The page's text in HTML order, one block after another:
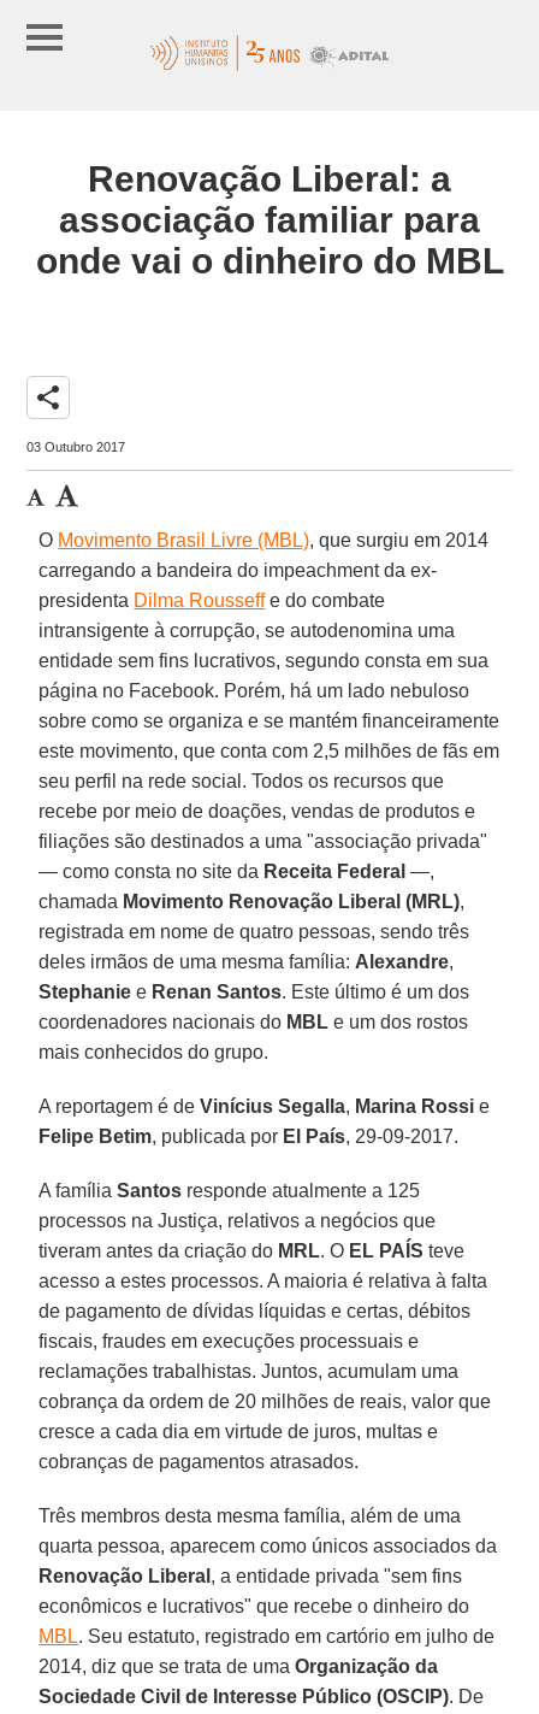
Renovação Liberal: a
associação familiar para
onde vai o dinheiro do MBL
share
03 Outubro 2017
O Movimento Brasil Livre (MBL), que surgiu em 2014
carregando a bandeira do impeachment da ex-
presidenta Dilma Rousseffe do combate
intransigente à corrupção, se autodenomina uma
entidade sem fins lucrativos, segundo consta em sua
página no Facebook. Porém, há um lado nebuloso
sobre como se organiza e se mantém financeiramente
este movimento, que conta com 2,5 milhões de fãs em
seu perfil na rede social. Todos os recursos que
recebe por meio de doações, vendas de produtos e
filiações são destinados a uma "associação privada"
— como consta no site da Receita Federal —,
chamada Movimento Renovação Liberal (MRL),
registrada em nome de quatro pessoas, sendo três
deles irmãos de uma mesma família: Alexandre,
Stephanie e Renan Santos. Este último é um dos
coordenadores nacionais do MBL e um dos rostos
mais conhecidos do grupo.
A reportagem é deVinícius Segalla, Marina Rossi e
Felipe Betim, publicada por El País, 29-09-2017.
A famíliaSantos responde atualmente a 125
processos na Justiça, relativos a negócios que
tiveram antes da criação do MRL. O EL PAÍS teve
acesso a estes processos. A maioria é relativa à falta
de pagamento de dívidas líquidas e certas, débitos
fiscais, fraudes em execuções processuais e
reclamações trabalhistas. Juntos, acumulam uma
cobrança da ordem de 20 milhões de reais, valor que
cresce a cada dia em virtude de juros, multas e
cobranças de pagamentos atrasados.
Três membros desta mesma família, além de uma
quarta pessoa, aparecem como únicos associados da
Renovação Liberal , a entidade privada "sem fins
econômicos e lucrativos" que recebe o dinheiro do
MBL. Seu estatuto, registrado em cartório em julho de
2014, diz que se trata de umaOrganização da
Sociedade Civil de Interesse Público (OSCIP). De